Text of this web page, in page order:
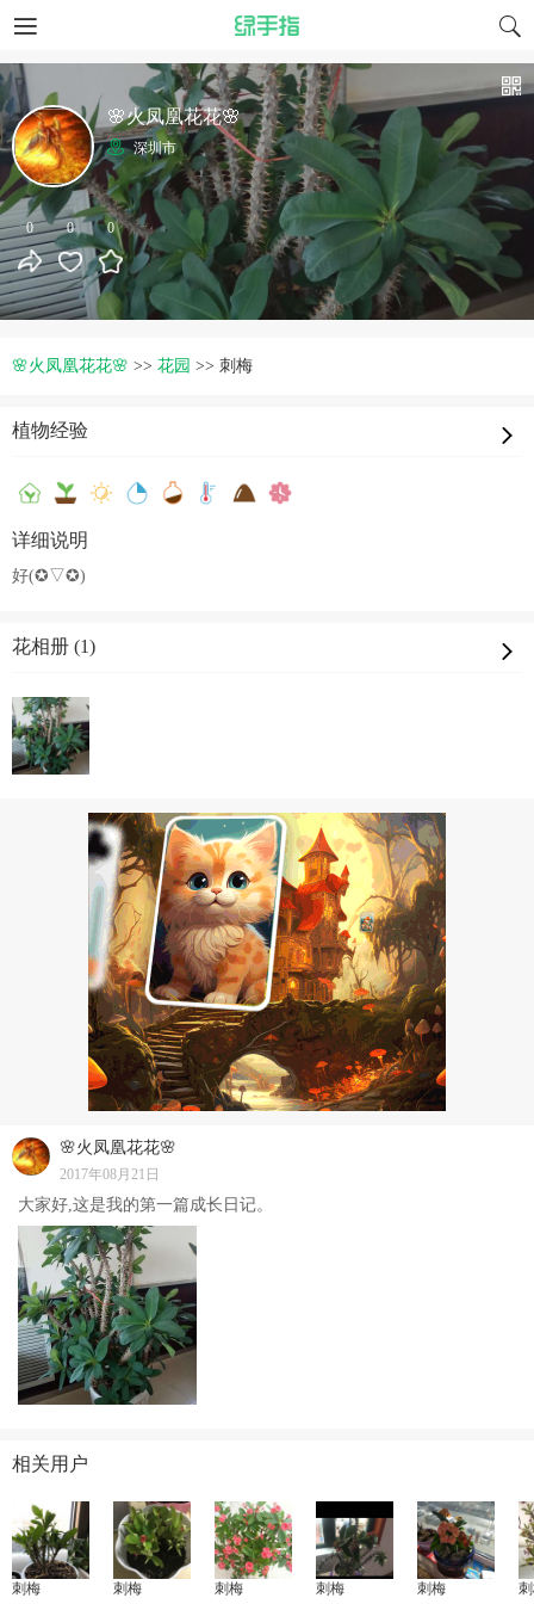
0 0 0
🌸火凤凰花花🌸
深圳市
🌸火凤凰花花🌸 >> 花园 >> 刺梅
植物经验
详细说明
好(✪▽✪)
花相册 (1)
🌸火凤凰花花🌸
2017年08月21日
大家好,这是我的第一篇成长日记。
相关用户
刺梅 刺梅 刺梅 刺梅 刺梅